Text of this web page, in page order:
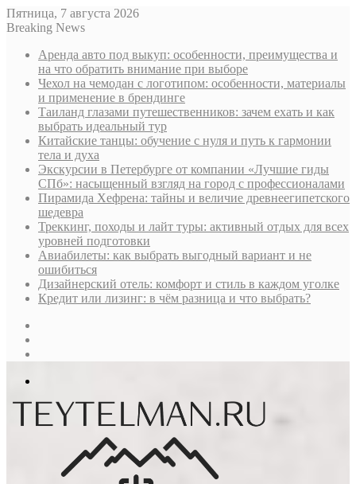
Пятница, 7 августа 2026
Breaking News
Аренда авто под выкуп: особенности, преимущества и
на что обратить внимание при выборе
Чехол на чемодан с логотипом: особенности, материалы
и применение в брендинге
Таиланд глазами путешественников: зачем ехать и как
выбрать идеальный тур
Китайские танцы: обучение с нуля и путь к гармонии
тела и духа
Экскурсии в Петербурге от компании «Лучшие гиды
СПб»: насыщенный взгляд на город с профессионалами
Пирамида Хефрена: тайны и величие древнеегипетского
шедевра
Треккинг, походы и лайт туры: активный отдых для всех
уровней подготовки
Авиабилеты: как выбрать выгодный вариант и не
ошибиться
Дизайнерский отель: комфорт и стиль в каждом уголке
Кредит или лизинг: в чём разница и что выбрать?